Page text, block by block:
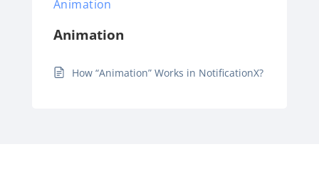
Animation
Animation
How “Animation” Works in NotificationX?